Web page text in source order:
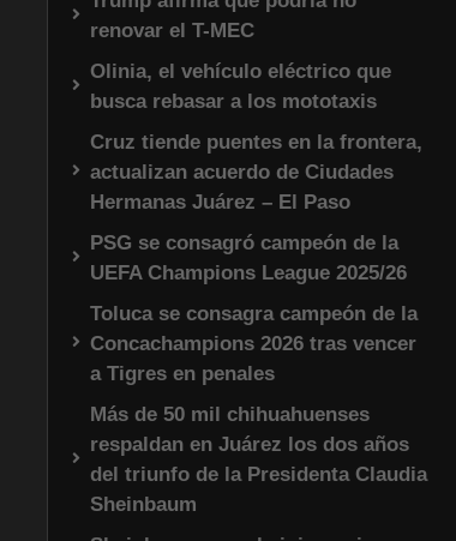
renovar el T-MEC
Olinia, el vehículo eléctrico que
busca rebasar a los mototaxis
Cruz tiende puentes en la frontera,
actualizan acuerdo de Ciudades
Hermanas Juárez – El Paso
PSG se consagró campeón de la
UEFA Champions League 2025/26
Toluca se consagra campeón de la
Concachampions 2026 tras vencer
a Tigres en penales
Más de 50 mil chihuahuenses
respaldan en Juárez los dos años
del triunfo de la Presidenta Claudia
Sheinbaum